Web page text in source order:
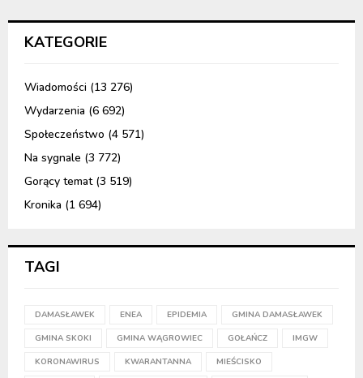
KATEGORIE
Wiadomości (13 276)
Wydarzenia (6 692)
Społeczeństwo (4 571)
Na sygnale (3 772)
Gorący temat(3 519)
Kronika (1 694)
TAGI
DAMASŁAWEK ENEA EPIDEMIA GMINA DAMASŁAWEK
GMINA SKOKI GMINA WĄGROWIEC GOŁAŃCZ IMGW
KORONAWIRUS KWARANTANNA MIEŚCISKO